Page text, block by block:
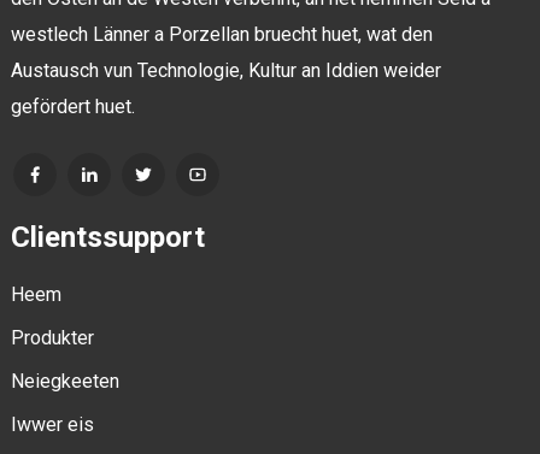
westlech Länner a Porzellan bruecht huet, wat den
Austausch vun Technologie, Kultur an Iddien weider
gefördert huet.
Clientssupport
Heem
Produkter
Neiegkeeten
Iwwer eis